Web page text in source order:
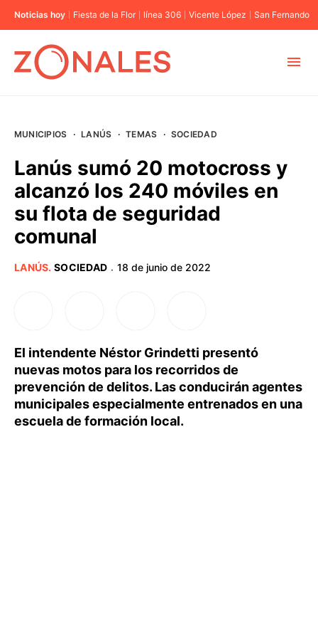
Noticias hoy Fiesta de la Flor línea 306 Vicente López San Fernando
BUENOS AIRES
PROVINCIAS
MUNICIPIOS · LANÚS · TEMAS · SOCIEDAD
Lanús sumó 20 motocross y
alcanzó los 240 móviles en
su flota de seguridad
comunal
LANÚS. SOCIEDAD · 18 de junio de 2022
El intendente Néstor Grindetti presentó
nuevas motos para los recorridos de
prevención de delitos. Las conducirán agentes
municipales especialmente entrenados en una
escuela de formación local.